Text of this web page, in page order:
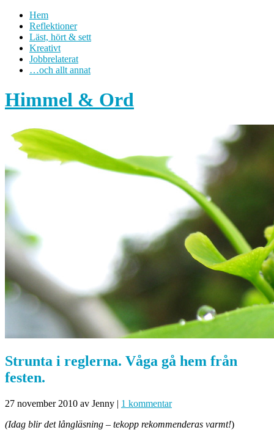
Hem
Reflektioner
Läst, hört & sett
Kreativt
Jobbrelaterat
…och allt annat
Himmel & Ord
Strunta i reglerna. Våga gå hem från
festen.
27 november 2010 av Jenny | 1 kommentar
(Idag blir det långläsning – tekopp rekommenderas varmt!)